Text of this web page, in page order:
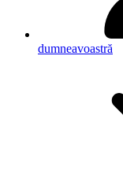
dumneavoastră